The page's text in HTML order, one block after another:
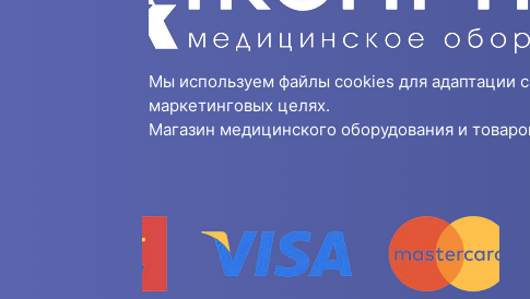
Мы используем файлы cookies для адаптации
маркетинговых целях.
Магазин медицинского оборудования и